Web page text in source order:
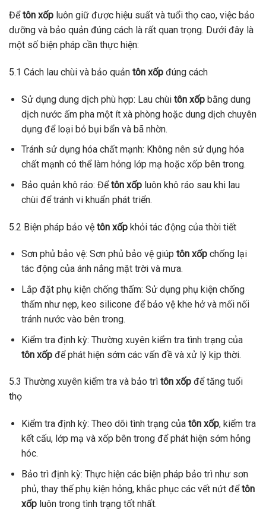
Đểtôn xốp luôn giữ được hiệu suất và tuổi thọ cao, việc bảo
dưỡng và bảo quản đúng cách là rất quan trọng. Dưới đây là
một số biện pháp cần thực hiện:
5.1 Cách lau chùi và bảo quản tôn xốp đúng cách
Sử dụng dung dịch phù hợp: Lau chùi tôn xốpbằng dung
dịch nước ấm pha một ít xà phòng hoặc dung dịch chuyên
dụng để loại bỏ bụi bẩn và bã nhờn.
Tránh sử dụng hóa chất mạnh: Không nên sử dụng hóa
chất mạnh có thể làm hỏng lớp mạ hoặc xốp bên trong.
Bảo quản khô ráo: Đểtôn xốpluôn khô ráo sau khi lau
chùi để tránh vi khuẩn phát triển.
5.2 Biện pháp bảo vệ tôn xốp khỏi tác động của thời tiết
Sơn phủ bảo vệ: Sơn phủ bảo vệ giúp tôn xốpchống lại
tác động của ánh nắng mặt trời và mưa.
Lắp đặt phụ kiện chống thấm: Sử dụng phụ kiện chống
thấm như nẹp, keo silicone để bảo vệ khe hở và mối nối
tránh nước vào bên trong.
Kiểm tra định kỳ: Thường xuyên kiểm tra tình trạng của
tôn xốpđể phát hiện sớm các vấn đề và xử lý kịp thời.
5.3 Thường xuyên kiểm tra và bảo trì tôn xốp để tăng tuổi
thọ
Kiểm tra định kỳ: Theo dõi tình trạng của tôn xốp, kiểm tra
kết cấu, lớp mạ và xốp bên trong để phát hiện sớm hỏng
hóc.
Bảo trì định kỳ: Thực hiện các biện pháp bảo trì như sơn
phủ, thay thế phụ kiện hỏng, khắc phục các vết nứt đểtôn
xốpluôn trong tình trạng tốt nhất.